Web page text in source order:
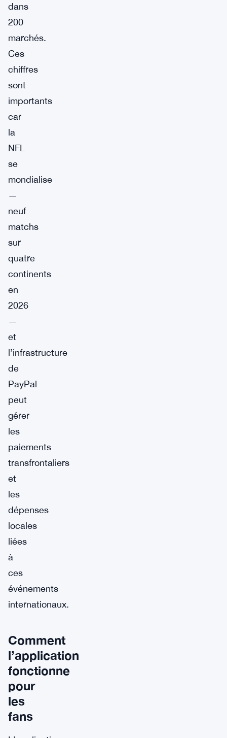
dans
200
marchés.
Ces
chiffres
sont
importants
car
la
NFL
se
mondialise
—
neuf
matchs
sur
quatre
continents
en
2026
—
et
l’infrastructure
de
PayPal
peut
gérer
les
paiements
transfrontaliers
et
les
dépenses
locales
liées
à
ces
événements
internationaux.
Comment
l’application
fonctionne
pour
les
fans